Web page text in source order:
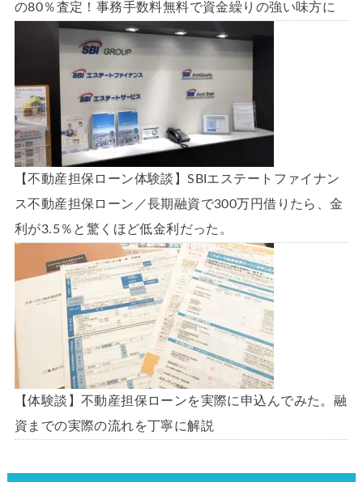
の80％査定！事務手数料無料で資金繰りの強い味方に
【不動産担保ローン体験談】SBIエステートファイナン
ス不動産担保ローン／長期融資で300万円借りたら、金
利が3.5％と驚くほど低金利だった。
【体験談】不動産担保ローンを実際に申込んでみた。融
資までの実際の流れを丁寧に解説